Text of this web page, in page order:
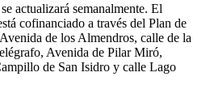
actualizará semanalmente. El
cofinanciado a través del Plan de
de los Almendros, calle de la
Avenida de Pilar Miró,
de San Isidro y calle Lago